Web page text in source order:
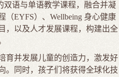
双语与单语教学课程，融合并凝
（EYFS）、Wellbeing 身心健康
，以及人才发展课程，构建出全
育并发展儿童的创造力，激发好
。同时，孩子们将获得全球化技